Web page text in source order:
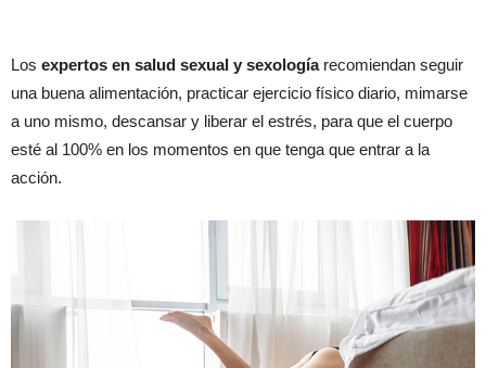
Los expertos en salud sexual y sexologíarecomiendan seguir
una buena alimentación, practicar ejercicio físico diario, mimarse
a uno mismo, descansar y liberar el estrés, para que el cuerpo
esté al 100% en los momentos en que tenga que entrar a la
acción.